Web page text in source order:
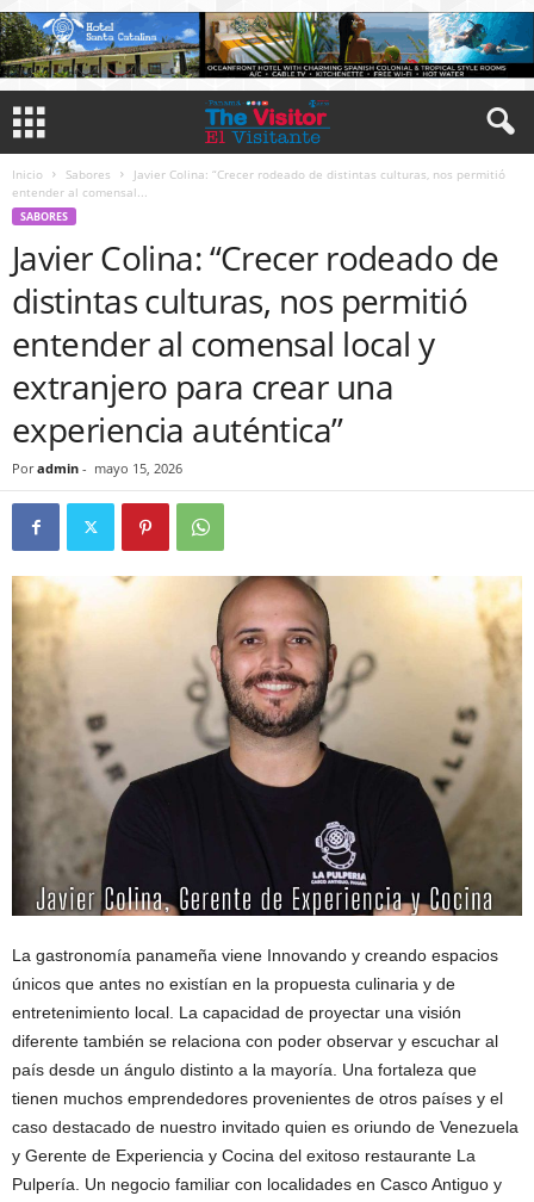
Inicio Sabores
Javier Colina: “Crecer rodeado de distintas culturas, nos permitió
entender al comensal...
SABORES
Javier Colina: “Crecer rodeado de
distintas culturas, nos permitió
entender al comensal local y
extranjero para crear una
experiencia auténtica”
Por admin - mayo 15, 2026
La gastronomía panameña viene Innovando y creando espacios
únicos que antes no existían en la propuesta culinaria y de
entretenimiento local. La capacidad de proyectar una visión
diferente también se relaciona con poder observar y escuchar al
país desde un ángulo distinto a la mayoría. Una fortaleza que
tienen muchos emprendedores provenientes de otros países y el
caso destacado de nuestro invitado quien es oriundo de Venezuela
y Gerente de Experiencia y Cocina del exitoso restaurante La
Pulpería. Un negocio familiar con localidades en Casco Antiguo y